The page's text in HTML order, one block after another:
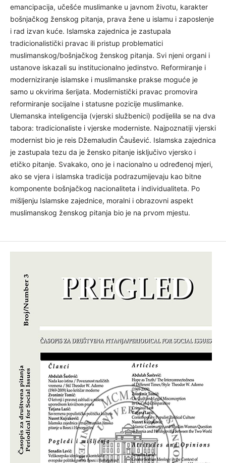
tradicionalna nošnja bosanske muslimanke – hidžab,
kulturna i obrazovna emancipacija, učešće muslimanke u
javnom životu, karakter bošnjačkog ženskog pitanja, prava
žene u islamu i zaposlenje i rad izvan kuće. Islamska
zajednica je zastupala tradicionalistički pravac ili pristup
problematici muslimanskog/bošnjačkog ženskog pitanja. Svi
njeni organi i ustanove iskazali su institucionalno jedinstvo.
Reformiranje i moderniziranje islamske i muslimanske
prakse moguće je samo u okvirima šerijata. Modernistički
pravac promovira reformiranje socijalne i statusne pozicije
muslimanke. Ulemanska inteligencija (vjerski službenici)
podijelila se na dva tabora: tradicionaliste i vjerske
moderniste. Najpoznatiji vjerski modernist bio je reis
Džemaludin Čaušević. Islamska zajednica je zastupala tezu
da je žensko pitanje isključivo vjersko i etičko pitanje.
Svakako, ono je i nacionalno u određenoj mjeri, ako se vjera i
islamska tradicija podrazumijevaju kao bitne komponente
bošnjačkog nacionaliteta i individualiteta. Po mišljenju